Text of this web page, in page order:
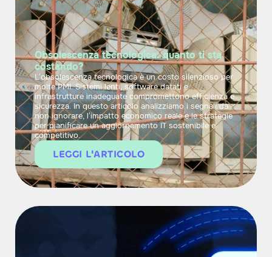
Obsolescenza tecnologica: quanto ti sta
costando?
L’obsolescenza tecnologica è un costo silenzioso per
molte PMI. Sistemi lenti, software datati e
infrastrutture inadeguate compromettono efficienza e
sicurezza. In questo articolo analizziamo i segnali da
non ignorare, l’impatto economico reale e le strategie
per pianificare un aggiornamento IT sostenibile e
competitivo.
LEGGI L'ARTICOLO